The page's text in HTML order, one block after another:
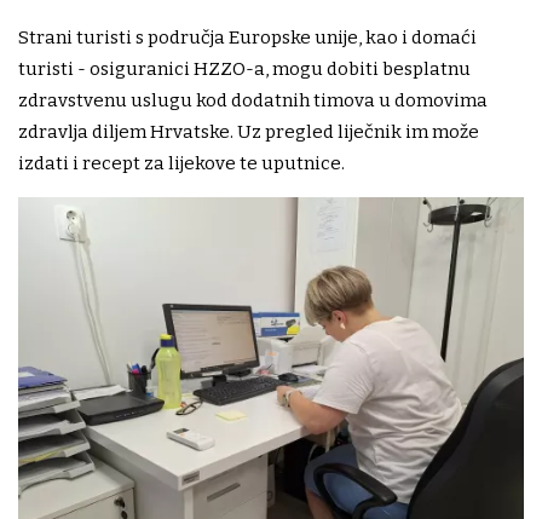
Strani turisti s područja Europske unije, kao i domaći
turisti - osiguranici HZZO-a, mogu dobiti besplatnu
zdravstvenu uslugu kod dodatnih timova u domovima
zdravlja diljem Hrvatske. Uz pregled liječnik im može
izdati i recept za lijekove te uputnice.